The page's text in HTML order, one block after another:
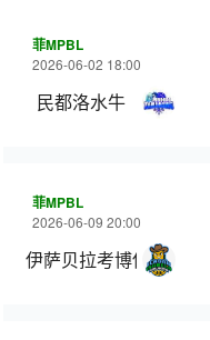
菲MPBL
2026-06-02 18:00
民都洛水牛
菲MPBL
2026-06-09 20:00
伊萨贝拉考博伊斯